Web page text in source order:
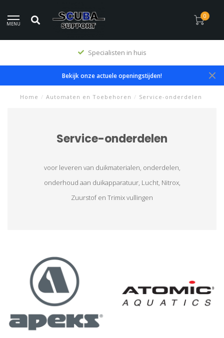
MENU
0
Specialisten in huis
Bekijk onze actuele openingstijden!
Home / Automaten en Toebehoren / Service-onderdelen
Service-onderdelen
voor leveren van duikmaterialen, onderdelen,
onderhoud aan duikapparatuur, Lucht, Nitrox,
Zuurstof en Trimix vullingen